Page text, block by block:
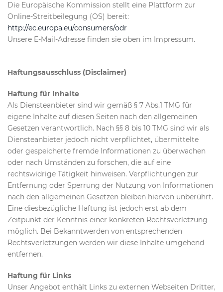
Die Europäische Kommission stellt eine Plattform zur
Online-Streitbeilegung (OS) bereit:
http://ec.europa.eu/consumers/odr
Unsere E-Mail-Adresse finden sie oben im Impressum.
Haftungsausschluss (Disclaimer)
Haftung für Inhalte
Als Diensteanbieter sind wir gemäß § 7 Abs.1 TMG für
eigene Inhalte auf diesen Seiten nach den allgemeinen
Gesetzen verantwortlich. Nach §§ 8 bis 10 TMG sind wir als
Diensteanbieter jedoch nicht verpflichtet, übermittelte
oder gespeicherte fremde Informationen zu überwachen
oder nach Umständen zu forschen, die auf eine
rechtswidrige Tätigkeit hinweisen. Verpflichtungen zur
Entfernung oder Sperrung der Nutzung von Informationen
nach den allgemeinen Gesetzen bleiben hiervon unberührt.
Eine diesbezügliche Haftung ist jedoch erst ab dem
Zeitpunkt der Kenntnis einer konkreten Rechtsverletzung
möglich. Bei Bekanntwerden von entsprechenden
Rechtsverletzungen werden wir diese Inhalte umgehend
entfernen.
Haftung für Links
Unser Angebot enthält Links zu externen Webseiten Dritter,